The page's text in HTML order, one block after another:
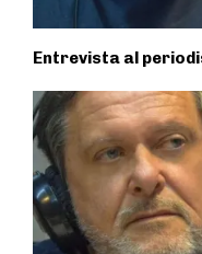
Entrevista al